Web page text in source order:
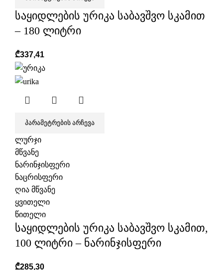
საყიდლების ურიკა საბავშვო სკამით
– 180 ლიტრი
₾337,41
ᲞᲐᲠᲐᲛᲔᲢᲠᲔᲑᲘᲡ ᲐᲠᲩᲔᲕᲐ
ლურჯი
მწვანე
ნარინჯისფერი
ნაცრისფერი
ღია მწვანე
ყვითელი
წითელი
საყიდლების ურიკა საბავშვო სკამით,
100 ლიტრი – ნარინჯისფერი
₾285,30